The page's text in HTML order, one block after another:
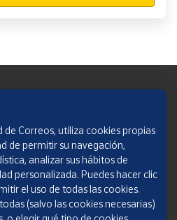
de Correos, utiliza cookies propias
de permitir su navegación,
analizar sus hábitos de
personalizada. Puedes hacer clic
el uso de todas las cookies.
(salvo las cookies necesarias)